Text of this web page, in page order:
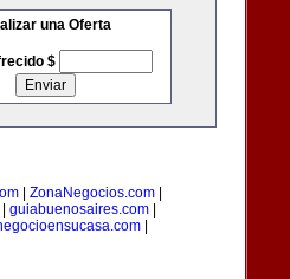
una Oferta
$
ZonaNegocios.com
guiabuenosaires.com